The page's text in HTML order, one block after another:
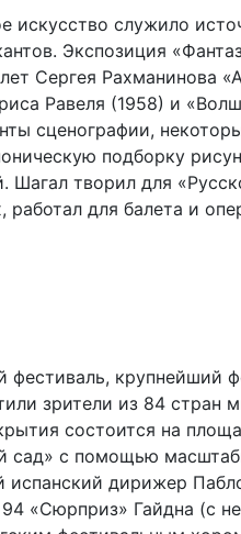
искусство служило
Экспозиция
Сергея Рахманинова
Равеля (1958) и
сценографии,
подборку
творил для
для балета и
крупнейший
зрители из 84
состоится на
сад» с помощью
испанский дирижер
«Сюрприз» Гайдна (с